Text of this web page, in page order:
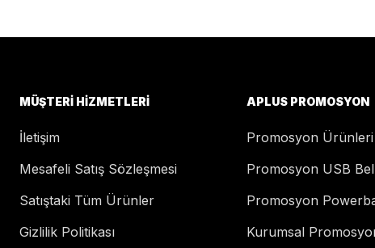
MÜŞTERI HIZMETLERI
İletişim
Mesafeli Satış Sözleşmesi
Satıştaki Tüm Ürünler
Gizlilik Politikası
APLUS PROMOSYON
Promosyon Ürünleri
Promosyon USB
Promosyon
Kurumsal